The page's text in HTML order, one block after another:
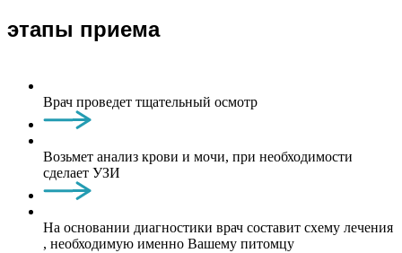
этапы приема
Врач проведет тщательный осмотр
Возьмет анализ крови и мочи, при необходимости
сделает УЗИ
На основании диагностики врач составит схему лечения
, необходимую именно Вашему питомцу